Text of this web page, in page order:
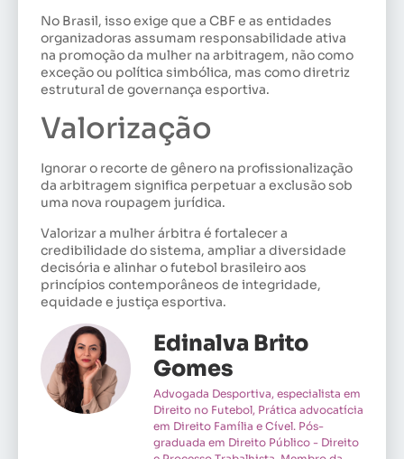
No Brasil, isso exige que a CBF e as entidades
organizadoras assumam responsabilidade ativa
na promoção da mulher na arbitragem, não como
exceção ou política simbólica, mas como diretriz
estrutural de governança esportiva.
Valorização
Ignorar o recorte de gênero na profissionalização
da arbitragem significa perpetuar a exclusão sob
uma nova roupagem jurídica.
Valorizar a mulher árbitra é fortalecer a
credibilidade do sistema, ampliar a diversidade
decisória e alinhar o futebol brasileiro aos
princípios contemporâneos de integridade,
equidade e justiça esportiva.
Edinalva Brito
Gomes
Advogada Desportiva, especialista em
Direito no Futebol, Prática advocatícia
em Direito Família e Cível. Pós-
graduada em Direito Público - Direito